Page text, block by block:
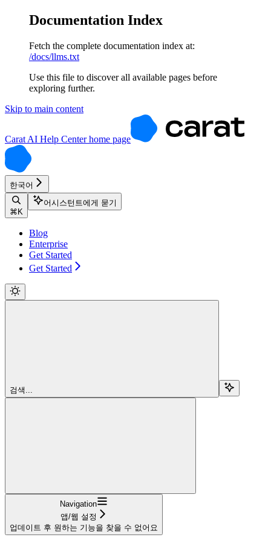
Documentation Index
Fetch the complete documentation index at:
/docs/llms.txt
Use this file to discover all available pages before
exploring further.
Skip to main content
Carat AI Help Centerhome page
한국어
⌘ K
어시스턴트에게 묻기
Blog
Enterprise
Get Started
Get Started
검색...
Navigation
앱/웹 설정
업데이트 후 원하는 기능을 찾을 수 없어요